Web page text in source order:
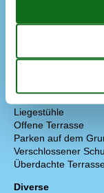
Liegestühle
Offene Terrasse
Parken auf dem
Verschlossener
Überdachte
Diverse